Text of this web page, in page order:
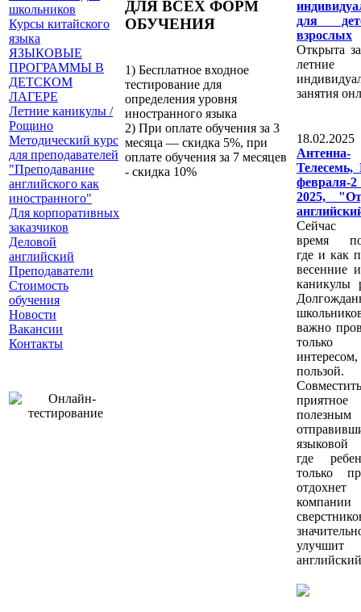
школьников
Курсы китайского
языка
ЯЗЫКОВЫЕ
ПРОГРАММЫ В
ДЕТСКОМ
ЛАГЕРЕ
Летние каникулы /
Рощино
Методический курс
для преподавателей
"Преподавание
английского как
иностранного"
Для корпоративных
заказчиков
Деловой
английский
Преподаватели
Стоимость
обучения
Новости
Вакансии
Контакты
ДЛЯ ВСЕХ ФОРМ
ОБУЧЕНИЯ
1) Бесплатное входное
тестирование для
определения уровня
иностранного языка
2) При оплате обучения за 3
месяца — скидка 5%, при
оплате обучения за 7 месяцев
- скидка 10%
для
взрослых
Открыта
летние
занятия
Антенна-
февраля-
2025,
Сейчас
время
где и как
весенние
каникулы
важно
пользой.
Совместить
языковой
где
только
компании